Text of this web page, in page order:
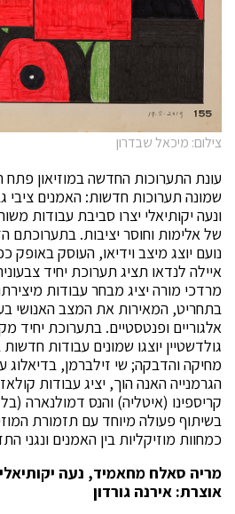
צילום: מיכאל שבדרון
עונת התערוכות החדשה במוזיאון פתח
שמונה תערוכות חדשות: האמנים
ונעה יקותיאלי יצרו סביבת עבודות
של אלימות וחוסר יציבות. בתערוכתם
נועם יוצג מיצב וידיאו, העוסק
איילה לנדאו תציג תערוכת יחיד
מרדכי מורה יציג מבחר עבודות
בתחריט, המאירות את המצב האנושי
אלגוריים ופנטסטיים. בתערוכת יחיד
גולדשטיין יוצגו שמונים עבודות
מחיקה והדבקה; שי זילברמן,
הגרמנייה האנה הוך, יציג עבודות
קריספינו (איטליה) והנס דמולנארה
בשיתוף פעולה מיוחד עם תזמורת
כמחוות מוזיקליות בין האמנים ונגני
מריה סאלח מחאמיד, נעה
אוצרת: אירנה גורדון